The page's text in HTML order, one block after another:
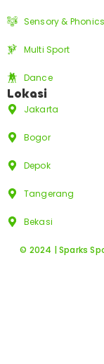
Sensory & Phonics
Multi Sport
Dance
Lokasi
Jakarta
Bogor
Depok
Tangerang
Bekasi
© 2024 | Sparks